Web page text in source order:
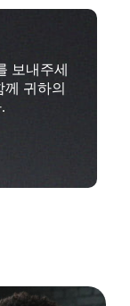
보내주세
귀하의